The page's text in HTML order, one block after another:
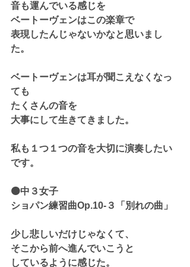
音も運んでいる感じを
ベートーヴェンはこの楽章で
表現したんじゃないかなと思いまし
た。
ベートーヴェンは耳が聞こえなくなっ
ても
たくさんの音を
大事にして生きてきました。
私も１つ１つの音を大切に演奏したい
です。
🟠中３女子
ショパン練習曲Op.10-３「別れの曲」
少し悲しいだけじゃなくて、
そこから前へ進んでいこうと
しているように感じた。